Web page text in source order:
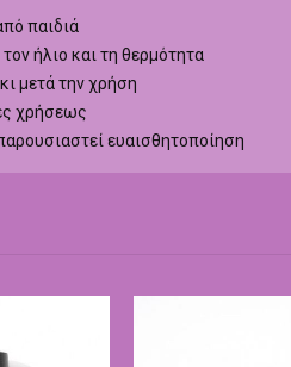
παιδιά
ήλιο και τη θερμότητα
μετά την χρήση
χρήσεως
ευαισθητοποίηση